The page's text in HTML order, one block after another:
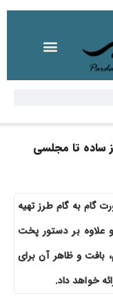
ساده تا مجلسی
به گام طرز تهیه
بر دستور پخت
و ظاهر آن برای
داد.